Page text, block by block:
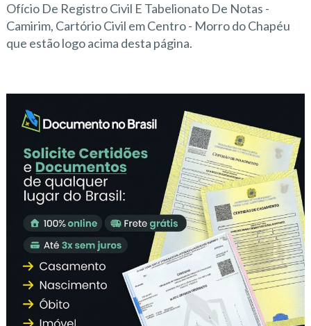
Ofício De Registro Civil E Tabelionato De Notas -
Camirim, Cartório Civil em Centro - Morro do Chapéu
que estão logo acima desta página.